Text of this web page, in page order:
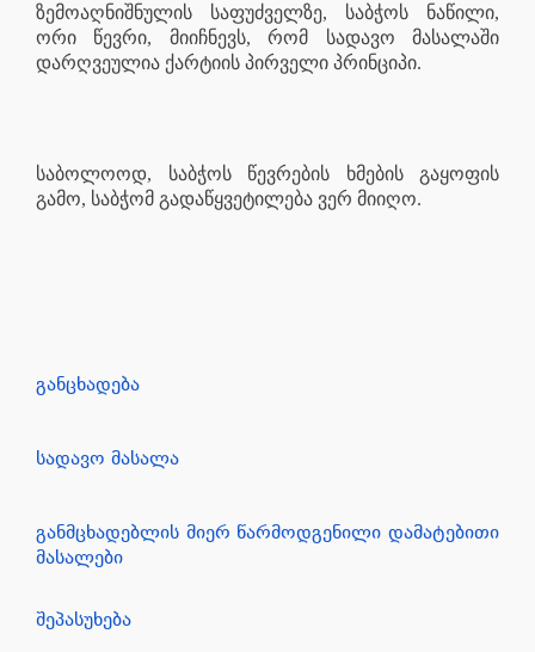
ზემოაღნიშნულის საფუძველზე, საბჭოს ნაწილი,
ორი წევრი, მიიჩნევს, რომ სადავო მასალაში
დარღვეულია ქარტიის პირველი პრინციპი.
საბოლოოდ, საბჭოს წევრების ხმების გაყოფის
გამო, საბჭომ გადაწყვეტილება ვერ მიიღო.
განცხადება
სადავო მასალა
განმცხადებლის მიერ წარმოდგენილი დამატებითი
მასალები
შეპასუხება